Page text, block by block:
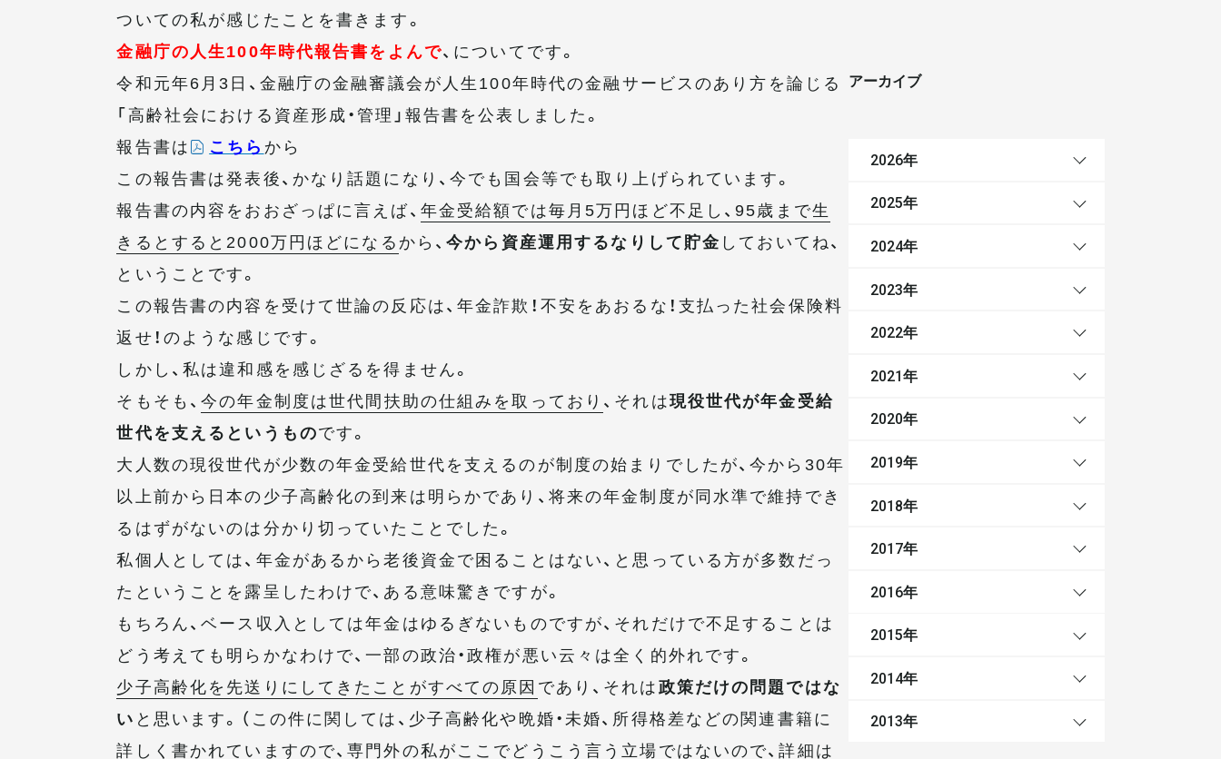
ついての私が感じたことを書きます。
金融庁の人生100年時代報告書をよんで、についてです。
令和元年6月3日、金融庁の金融審議会が人生100年時代の金融サービスのあり方を論じる
「高齢社会における資産形成・管理」報告書を公表しました。
報告書は
こちら から
この報告書は発表後、かなり話題になり、今でも国会等でも取り上げられています。
報告書の内容をおおざっぱに言えば、 年金受給額では毎月5万円ほど不足し、95歳まで生
きるとすると2000万円ほどになるから、今から資産運用するなりして貯金 しておいてね、
ということです。
この報告書の内容を受けて世論の反応は、年金詐欺！不安をあおるな！支払った社会保険料
返せ！のような感じです。
しかし、私は違和感を感じざるを得ません。
そもそも、今の年金制度は世代間扶助の仕組みを取っており 、それは現役世代が年金受給
世代を支えるというものです。
大人数の現役世代が少数の年金受給世代を支えるのが制度の始まりでしたが、今から30年
以上前から日本の少子高齢化の到来は明らかであり、将来の年金制度が同水準で維持でき
るはずがないのは分かり切っていたことでした。
私個人としては、年金があるから老後資金で困ることはない、と思っている方が多数だっ
たということを露呈したわけで、ある意味驚きですが。
もちろん、ベース収入としては年金はゆるぎないものですが、それだけで不足することは
どう考えても明らかなわけで、一部の政治・政権が悪い云々は全く的外れです。
少子高齢化を先送りにしてきたことがすべての原因 であり、それは政策だけの問題ではな
い と思います。（この件に関しては、少子高齢化や晩婚・未婚、所得格差などの関連書籍に
詳しく書かれていますので、専門外の私がここでどうこう言う立場ではないので、詳細は
アーカイブ
2026年
2025年
2024年
2023年
2022年
2021年
2020年
2019年
2018年
2017年
2016年
2015年
2014年
2013年